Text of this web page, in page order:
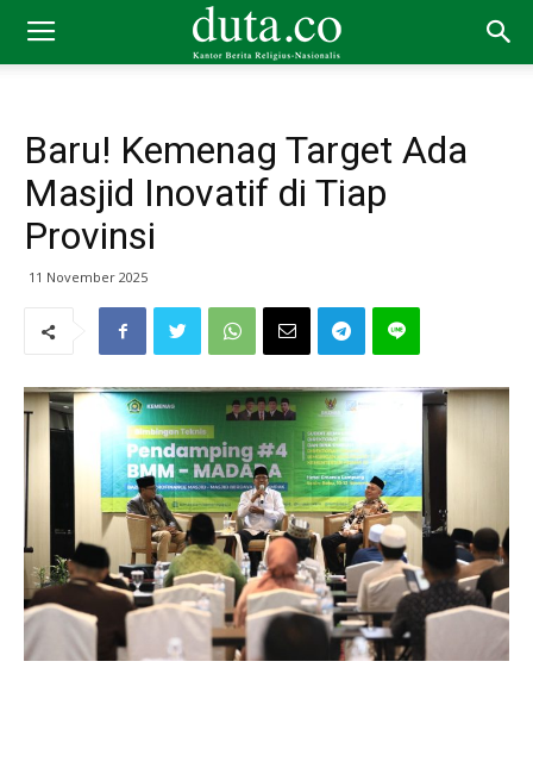
Baru! Kemenag Target Ada
Masjid Inovatif di Tiap
Provinsi
11 November 2025